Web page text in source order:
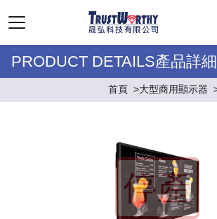
PRODUCT DETAILS產品詳細
首頁 大型商用顯示器